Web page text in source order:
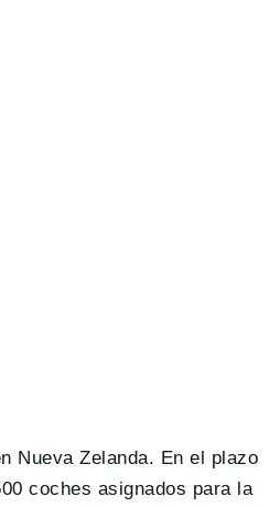
Nueva Zelanda. En el plazo
coches asignados para la